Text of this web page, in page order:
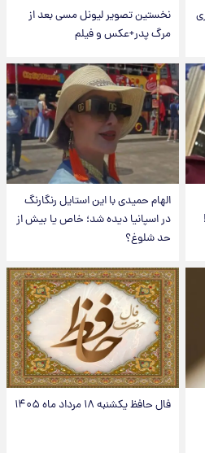
نخستین تصویر لیونل مسی بعد از
مرگ پدر+عکس و فیلم
الهام حمیدی با این استایل رنگارنگ
در اسپانیا دیده شد؛ خاص یا بیش از
حد شلوغ؟
فال حافظ یکشنبه ۱۸ مرداد ماه ۱۴۰۵